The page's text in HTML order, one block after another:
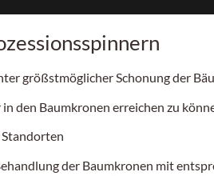
größstmöglicher Schonung der
den Baumkronen erreichen zu
der Baumkronen mit